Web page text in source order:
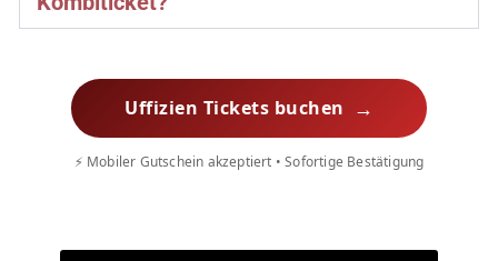
Uffizien Tickets buchen →
⚡ Mobiler Gutschein akzeptiert • Sofortige Bestätigung